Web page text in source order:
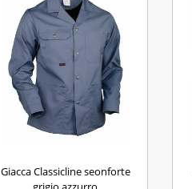
Giacca Classicline seonforte